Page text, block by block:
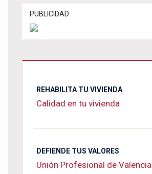
PUBLICIDAD
REHABILITA TU VIVIENDA
Calidad en tu vivienda
DEFIENDE TUS VALORES
Unión Profesional de Valencia